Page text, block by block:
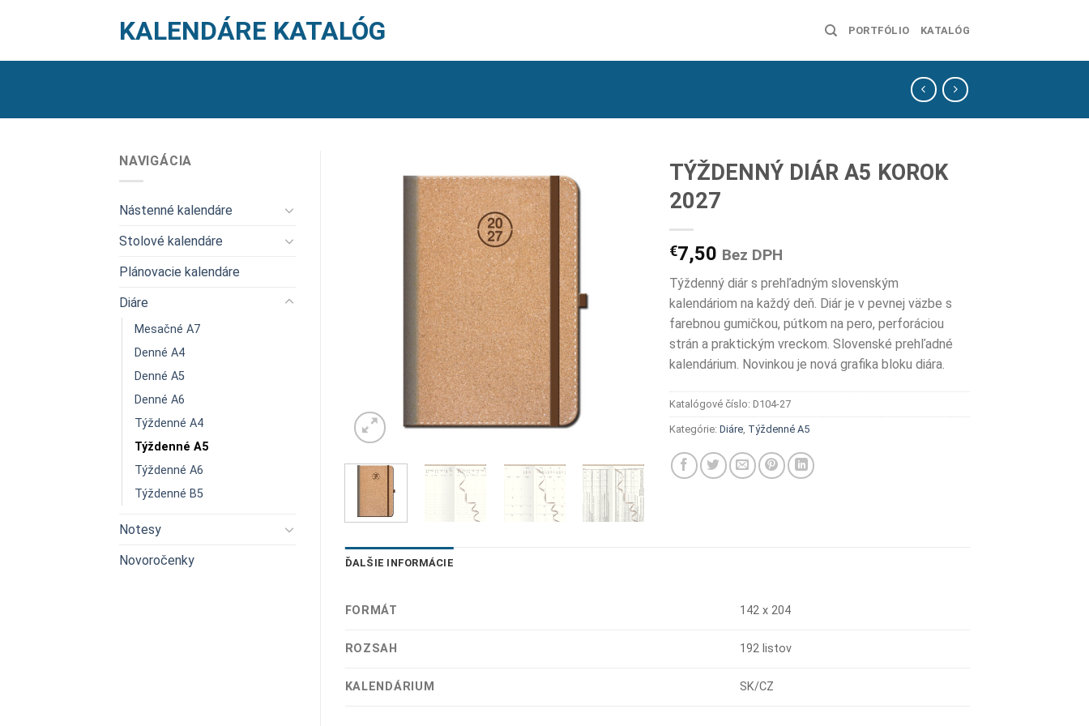
KALENDÁRE KATALÓG PORTFÓLIO KATALÓG
NAVIGÁCIA
Nástenné kalendáre
Stolové kalendáre
Plánovacie kalendáre
Diáre
Mesačné A7
Denné A4
Denné A5
Denné A6
Týždenné A4
Týždenné A5
Týždenné A6
Týždenné B5
Notesy
Novoročenky
TÝŽDENNÝ DIÁR A5 KOROK
2027
€7,50 Bez DPH
Týždenný diár s prehľadným slovenským
kalendáriom na každý deň. Diár je v pevnej väzbe s
farebnou gumičkou, pútkom na pero, perforáciou
strán a praktickým vreckom. Slovenské prehľadné
kalendárium. Novinkou je nová grafika bloku diára.
Katalógové číslo:D104-27
Kategórie:Diáre Týždenné A5
ĎALŠIE INFORMÁCIE
FORMÁT 142 x 204
ROZSAH 192 listov
KALENDÁRIUM SK/CZ